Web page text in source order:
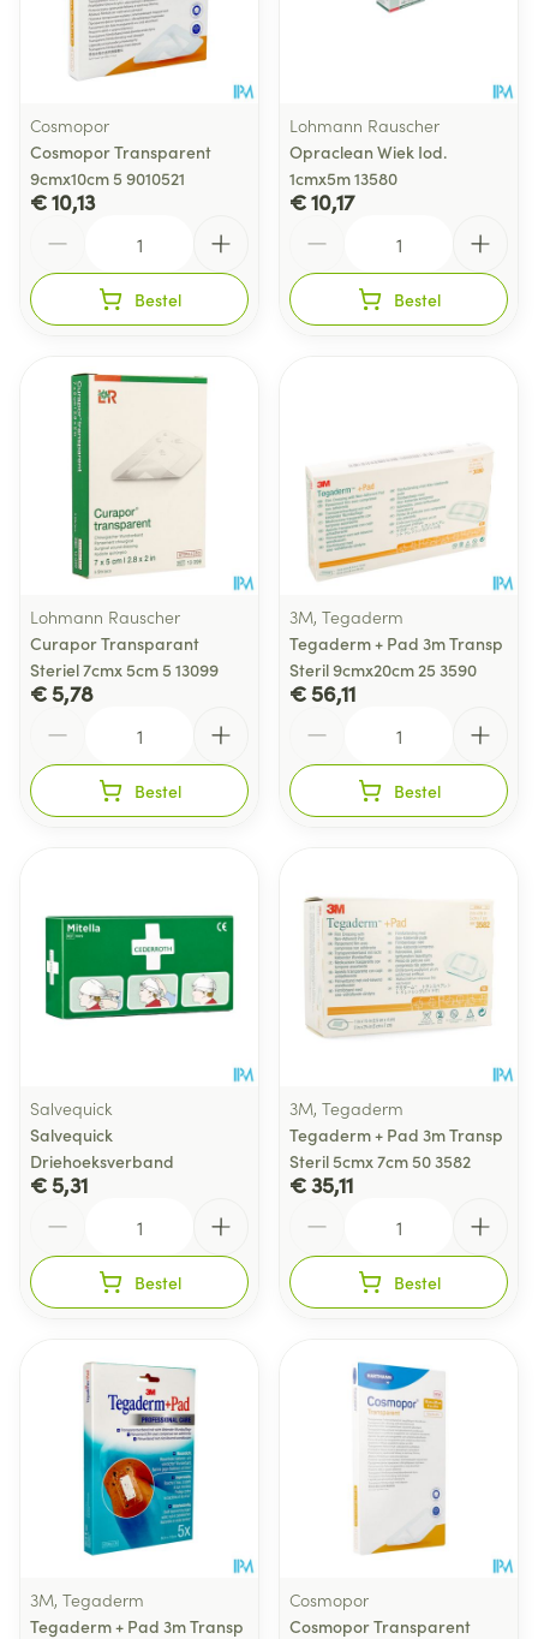
Cosmopor
Cosmopor Transparent
9cmx10cm 5 9010521
€ 10,13
Bestel
Lohmann Rauscher
Opraclean Wiek Iod.
1cmx5m 13580
€ 10,17
Bestel
Lohmann Rauscher
Curapor Transparant
Steriel 7cmx 5cm 5 13099
€ 5,78
Bestel
3M, Tegaderm
Tegaderm + Pad 3m Transp
Steril 9cmx20cm 25 3590
€ 56,11
Bestel
Salvequick
Salvequick
Driehoeksverband
€ 5,31
Bestel
3M, Tegaderm
Tegaderm + Pad 3m Transp
Steril 5cmx 7cm 50 3582
€ 35,11
Bestel
3M, Tegaderm
Tegaderm + Pad 3m Transp
Cosmopor
Cosmopor Transparent